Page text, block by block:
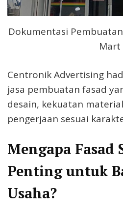
Dokumentasi
Mart
Centronik Advertising
jasa pembuatan fasad
desain, kekuatan
pengerjaan sesuai
Mengapa Fasad
Penting untuk
Usaha?